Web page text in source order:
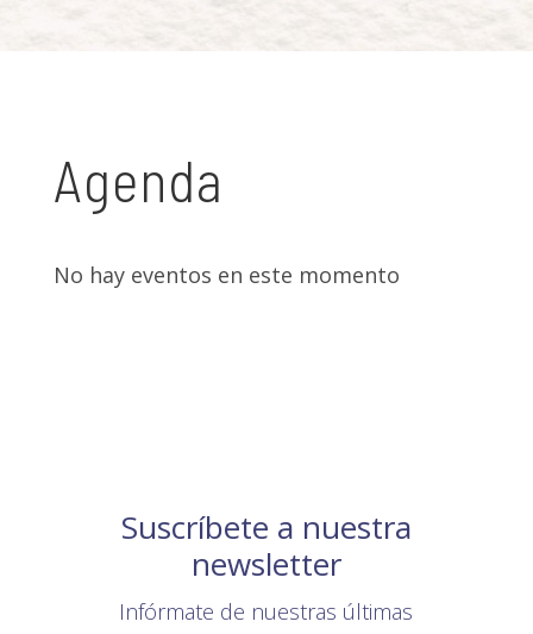
Agenda
No hay eventos en este momento
Suscríbete a nuestra
newsletter
Infórmate de nuestras últimas